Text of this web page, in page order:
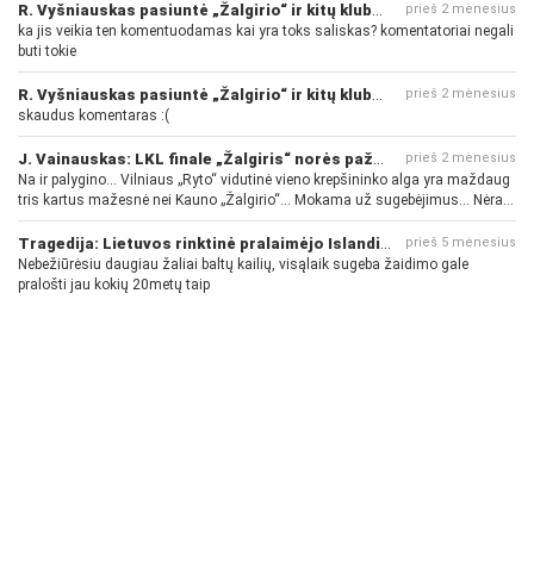
prieš 2 mėnesius
ka jis veikia ten komentuodamas kai yra toks saliskas? komentatoriai negali
buti tokie
prieš 2 mėnesius
skaudus komentaras :(
prieš 2 mėnesius
Na ir palygino... Vilniaus „Ryto“ vidutinė vieno krepšininko alga yra maždaug
tris kartus mažesnė nei Kauno „Žalgirio“... Mokama už sugebėjimus... Nėra
pinigų - nėra gerų žaidėjų...
prieš 5 mėnesius
Nebežiūrėsiu daugiau žaliai baltų kailių, visąlaik sugeba žaidimo gale
pralošti jau kokių 20metų taip